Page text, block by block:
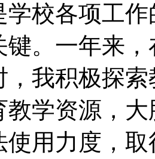
学校各项工
键。一年来
，我积极探
教学资源，
使用力度，